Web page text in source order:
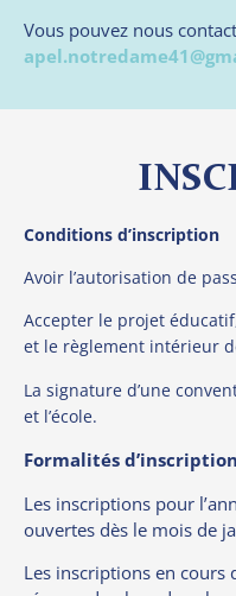
Vous pouvez nous
Conditions d’inscription
Avoir l’autorisation de
Accepter le projet
et le règlement intérieur
La signature d’une
et l’école.
Formalités d’inscription
Les inscriptions pour
ouvertes dès le mois de
Les inscriptions en cours